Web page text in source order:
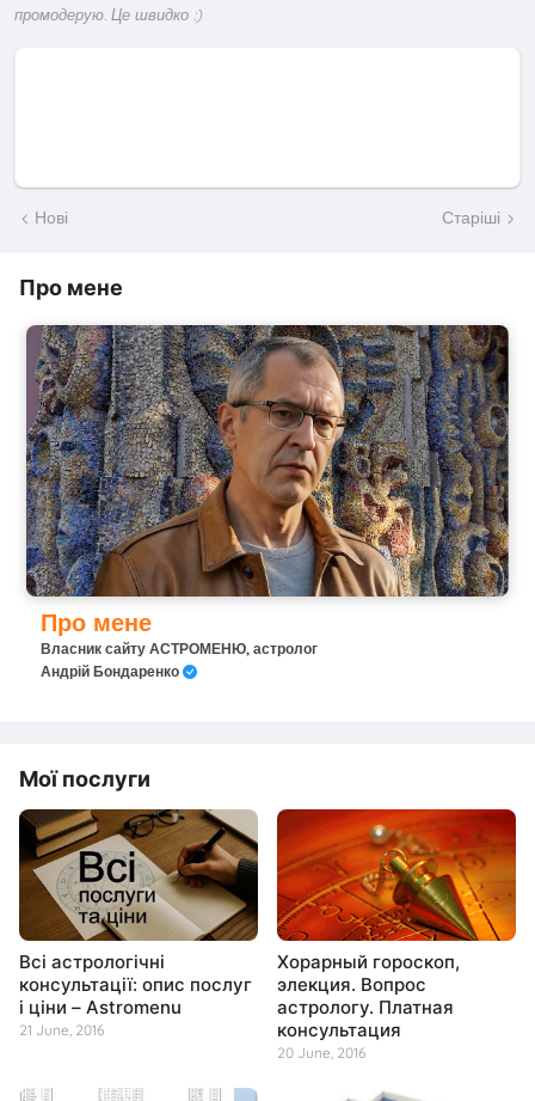
промодерую. Це швидко :)
Нові Старіші
Про мене
Про мене
Власник сайту АСТРОМЕНЮ, астролог
Андрій Бондаренко
Мої послуги
Всі астрологічні
консультації: опис послуг
і ціни – Astromenu
21 June, 2016
Хорарный гороскоп,
элекция. Вопрос
астрологу. Платная
консультация
20 June, 2016